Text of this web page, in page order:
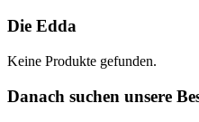
Die Edda
Keine Produkte gefunden.
Danach suchen unsere